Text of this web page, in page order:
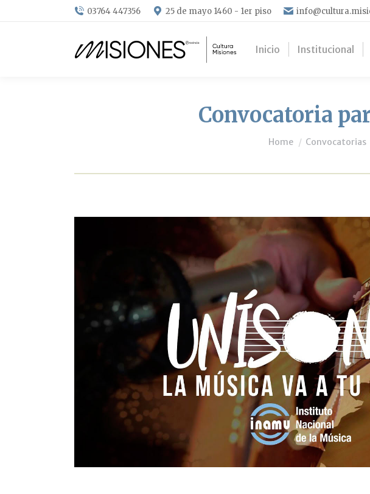
03764 447356 25 de mayo 1460 - 1er piso
Inicio Institucional
Convocatoria
You are here:
Home Convocatorias